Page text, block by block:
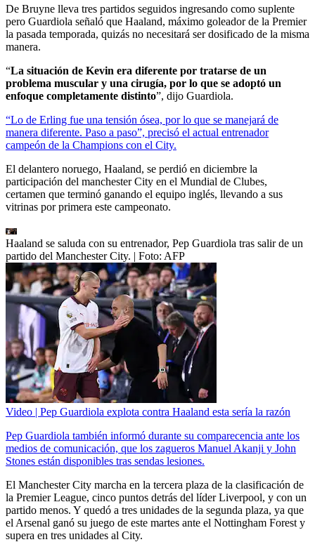
De Bruyne lleva tres partidos seguidos ingresando como suplente
pero Guardiola señaló que Haaland, máximo goleador de la Premier
la pasada temporada, quizás no necesitará ser dosificado de la misma
manera.
“La situación de Kevin era diferente por tratarse de un
problema muscular y una cirugía, por lo que se adoptó un
enfoque completamente distinto”, dijo Guardiola.
“Lo de Erling fue una tensión ósea, por lo que se manejará de
manera diferente. Paso a paso”, precisó el actual entrenador
campeón de la Champions con el City.
El delantero noruego, Haaland, se perdió en diciembre la
participación del manchester City en el Mundial de Clubes,
certamen que terminó ganando el equipo inglés, llevando a sus
vitrinas por primera este campeonato.
Haaland se saluda con su entrenador, Pep Guardiola tras salir de un
partido del Manchester City. | Foto: AFP
Video | Pep Guardiola explota contra Haaland esta sería la razón
Pep Guardiola también informó durante su comparecencia ante los
medios de comunicación, que los zagueros Manuel Akanji y John
Stones están disponibles tras sendas lesiones.
El Manchester City marcha en la tercera plaza de la clasificación de
la Premier League, cinco puntos detrás del líder Liverpool, y con un
partido menos. Y quedó a tres unidades de la segunda plaza, ya que
el Arsenal ganó su juego de este martes ante el Nottingham Forest y
supera en tres unidades al City.